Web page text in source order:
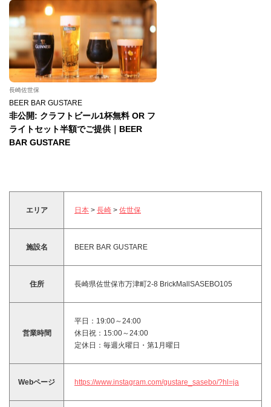
長崎佐世保
BEER BAR GUSTARE
非公開: クラフトビール1杯無料 OR フ
ライトセット半額でご提供｜BEER
BAR GUSTARE
エリア 日本 > 長崎 > 佐世保
施設名 BEER BAR GUSTARE
住所 長崎県佐世保市万津町2-8 BrickMallSASEBO105
営業時間
平日：19:00～24:00
休日祝：15:00～24:00
定休日：毎週火曜日・第1月曜日
Webページ https://www.instagram.com/gustare_sasebo/?hl=ja